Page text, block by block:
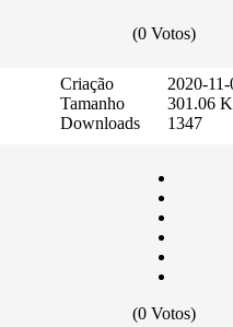
(0 Votos)
Criação
Tamanho
Downloads
2020-
301.06
1347
(0 Votos)